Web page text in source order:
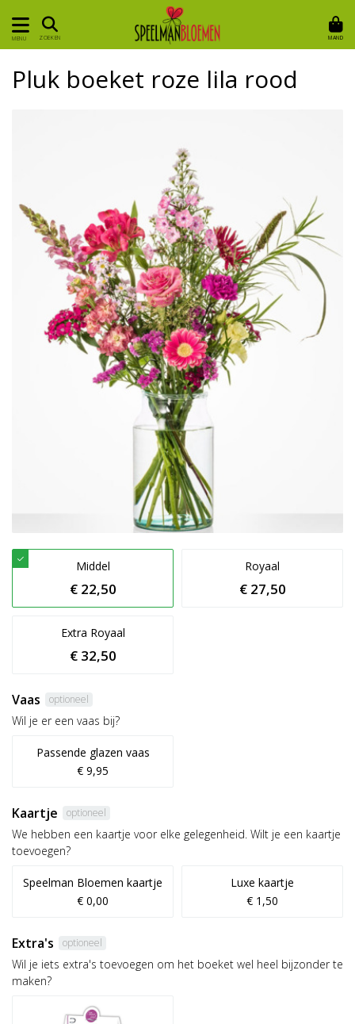
MENU ZOEKEN MAND
Pluk boeket roze lila rood
Middel
€ 22,50
Royaal
€ 27,50
Extra Royaal
€ 32,50
Vaas optioneel
Wil je er een vaas bij?
Passende glazen vaas
€ 9,95
Kaartje optioneel
We hebben een kaartje voor elke gelegenheid. Wilt je een kaartje
toevoegen?
Speelman Bloemen kaartje
€ 0,00
Luxe kaartje
€ 1,50
Extra's optioneel
Wil je iets extra's toevoegen om het boeket wel heel bijzonder te
maken?